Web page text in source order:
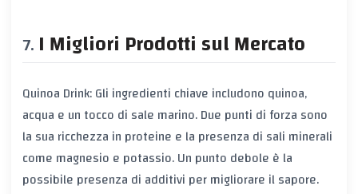
I Migliori Prodotti sul Mercato
Quinoa Drink: Gli ingredienti chiave includono quinoa,
acqua e un tocco di sale marino. Due punti di forza sono
la sua ricchezza in proteine e la presenza di sali minerali
come magnesio e potassio. Un punto debole è la
possibile presenza di additivi per migliorare il sapore.